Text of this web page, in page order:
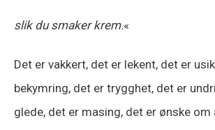
slik du smaker krem.«
Det er vakkert, det er lekent, det er
bekymring, det er trygghet, det er
glede, det er masing, det er ønske om